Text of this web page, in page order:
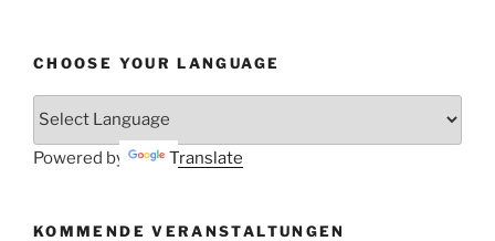
CHOOSE YOUR LANGUAGE
Powered by Translate
KOMMENDE VERANSTALTUNGEN